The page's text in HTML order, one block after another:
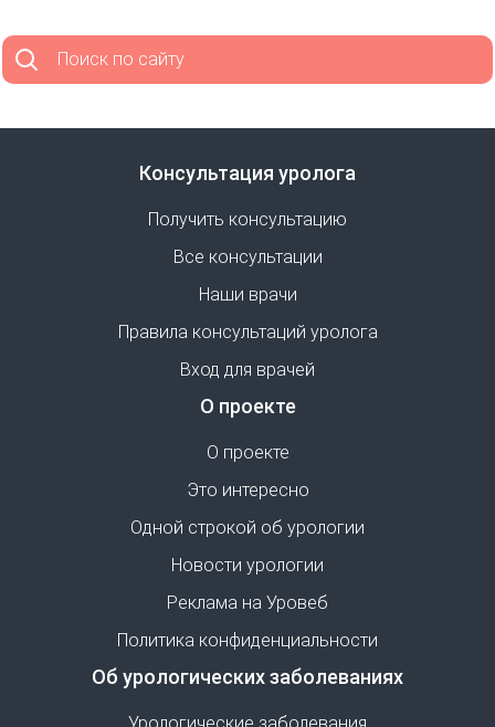
Поиск по сайту
Консультация уролога
Получить консультацию
Все консультации
Наши врачи
Правила консультаций уролога
Вход для врачей
О проекте
О проекте
Это интересно
Одной строкой об урологии
Новости урологии
Реклама на Уровеб
Политика конфиденциальности
Об урологических заболеваниях